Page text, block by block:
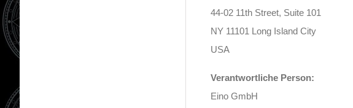
44-02 11th Street, Suite 101
NY 11101 Long Island City
USA
Verantwortliche Person:
Eino GmbH